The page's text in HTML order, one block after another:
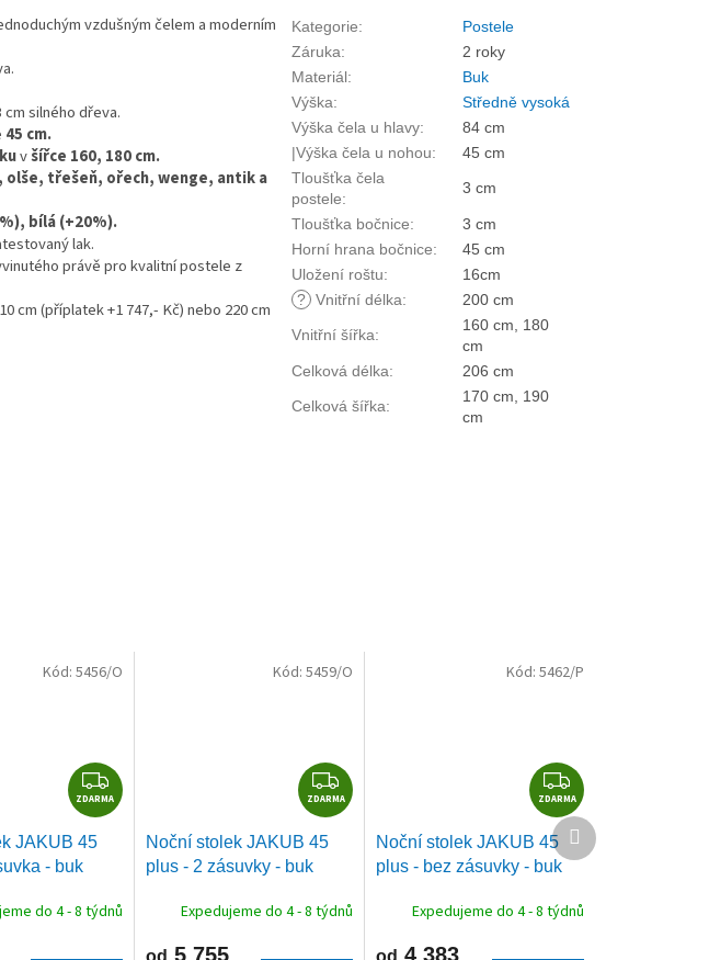
vzdušným čelem a moderním
silného dřeva.
45 cm.
všířce 160, 180 cm.
olše, třešeň, ořech, wenge, antik a
bílá (+20%).
lak.
právě pro kvalitní postele z
cm (příplatek +1 747,- Kč) nebo 220 cm
Kategorie:
Postele
Záruka:
2 roky
Materiál:
Buk
Výška:
Středně vysoká
Výška čela u hlavy:
84 cm
|Výška čela u nohou:
45 cm
Tloušťka čela
postele:
3 cm
Tloušťka bočnice:
3 cm
Horní hrana bočnice:
45 cm
Uložení roštu:
16cm
? Vnitřní délka:
200 cm
Vnitřní šířka:
160 cm, 180
cm
Celková délka:
206 cm
Celková šířka:
170 cm, 190
cm
Z
D
A
ZDARMA
JAKUB 45
- buk
do 4 - 8 týdnů
Kód: 5456/O
Z
D
A
ZDARMA
Noční stolek JAKUB 45
plus - 2 zásuvky - buk
Expedujeme do 4 - 8 týdnů
od 5 755
Kód:5459/O
Z
D
A
R
A
ZDARMA
Noční stolek JAKUB 45
plus - bez zásuvky - buk
Expedujeme do 4 - 8 týdnů
od 4 383
Kód: 5462/P
Další
produkt